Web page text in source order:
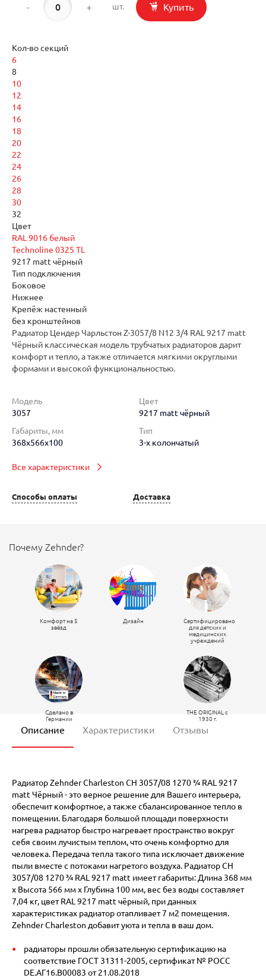
- + шт. Купить
Кол-во секций
6
8
10
12
14
16
18
20
22
24
26
28
30
32
Цвет
RAL 9016 белый
Technoline 0325 TL
9217 matt чёрный
Тип подключения
Боковое
Нижнее
Крепёж настенный
без кронштейнов
Радиатор Цендер Чарльстон Z-3057/8 N12 3/4 RAL 9217 matt
Чёрный классическая модель трубчатых радиаторов дарит
комфорт и тепло, а также отличается мягкими округлыми
формами и высокой функциональностью.
Модель
3057
Цвет
9217 matt чёрный
Габариты, мм
368x566x100
Тип
3-х колончатый
Все характеристики
Способы оплаты Доставка
Почему Zehnder?
Комфорт на 5
звёзд
Дизайн
Сертифицировано
для детских и
медицинских
учреждений
Сделано в
Германии
THE ORIGINAL c
1930 г.
Описание Характеристики Отзывы
Радиатор Zehnder Charleston CH 3057/08 1270 ¾ RAL 9217
matt Чёрный - это верное решение для Вашего интерьера,
обеспечит комфортное, а также сбалансированное тепло в
помещении. Благодаря большой площади поверхности
нагрева радиатор быстро нагревает пространство вокруг
себя своим лучистым теплом, что очень комфортно для
человека. Передача тепла такого типа исключает движение
пыли вместе с потоками нагретого воздуха. Радиатор CH
3057/08 1270 ¾ RAL 9217 matt имеет габариты: Длина 368 мм
х Высота 566 мм х Глубина 100 мм, вес без воды составляет
7,04 кг, цвет RAL 9217 matt чёрный, при данных
характеристиках радиатор отапливает 7 м2 помещения.
Zehnder Charleston добавит уюта и тепла в ваш дом.
радиаторы прошли обязательную сертификацию на
соответствие ГОСТ 31311-2005, сертификат № POCC
DE.АГ16.В00083 от 21.08.2018